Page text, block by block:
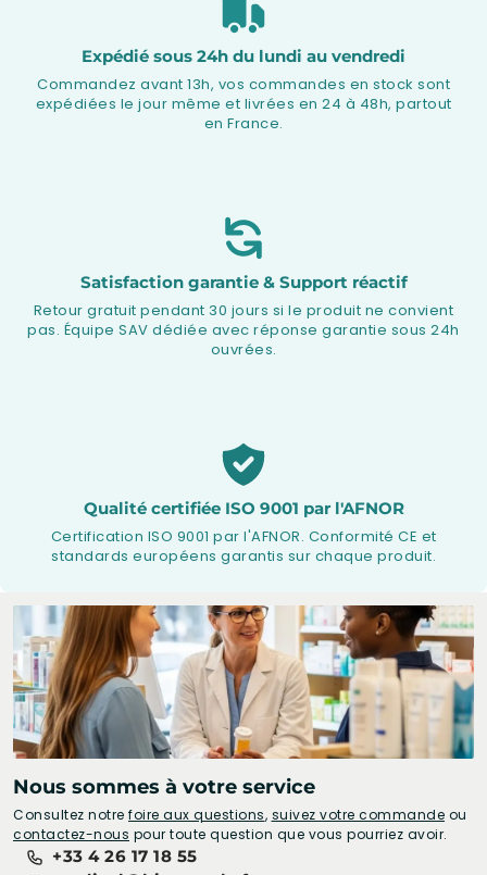
Expédié sous 24h du lundi au vendredi
Commandez avant 13h, vos commandes en stock sont
expédiées le jour même et livrées en 24 à 48h, partout
en France.
Satisfaction garantie & Support réactif
Retour gratuit pendant 30 jours si le produit ne convient
pas. Équipe SAV dédiée avec réponse garantie sous 24h
ouvrées.
Qualité certifiée ISO 9001 par l'AFNOR
Certification ISO 9001 par l'AFNOR. Conformité CE et
standards européens garantis sur chaque produit.
Nous sommes à votre service
Consultez notre foire aux questions, suivez votre commande ou
contactez-nous pour toute question que vous pourriez avoir.
+33 4 26 17 18 55